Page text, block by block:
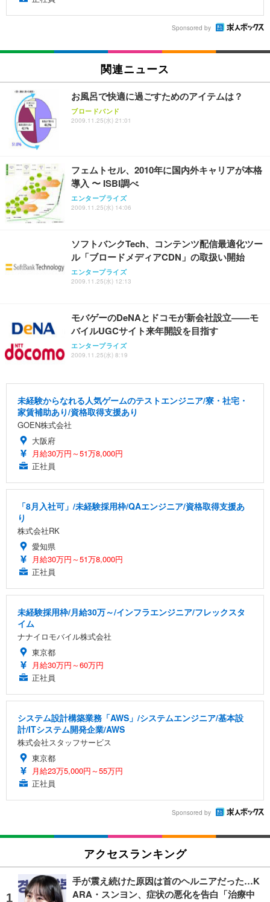
Sponsored by
関連ニュース
お風呂で快適に過ごすためのアイテムは？
ブロードバンド
2009.11.25(水) 21:01
フェムトセル、2010年に国内外キャリアが本格
導入 〜 ISBI調べ
エンタープライズ
2009.11.25(水) 14:06
ソフトバンクTech、コンテンツ配信最適化ツー
ル「ブロードメディアCDN」の取扱い開始
エンタープライズ
2009.11.25(水) 12:13
モバゲーのDeNAとドコモが新会社設立——モ
バイルUGCサイト来年開設を目指す
エンタープライズ
2009.11.25(水) 8:19
未経験からなれる人気ゲームのテストエンジニア/寮・社宅・
家賃補助あり/資格取得支援あり
GOEN株式会社
大阪府
月給30万円～51万8,000円
正社員
「8月入社可」/未経験採用枠/QAエンジニア/資格取得支援あ
り
株式会社RK
愛知県
月給30万円～51万8,000円
正社員
未経験採用枠/月給30万～/インフラエンジニア/フレックスタ
イム
ナナイロモバイル株式会社
東京都
月給30万円～60万円
正社員
システム設計構築業務「AWS」/システムエンジニア/基本設
計/ITシステム開発企業/AWS
株式会社スタッフサービス
東京都
月給23万5,000円～55万円
正社員
Sponsored by
アクセスランキング
手が震え続けた原因は首のヘルニアだった…K
ARA・スンヨン、症状の悪化を告白「治療中